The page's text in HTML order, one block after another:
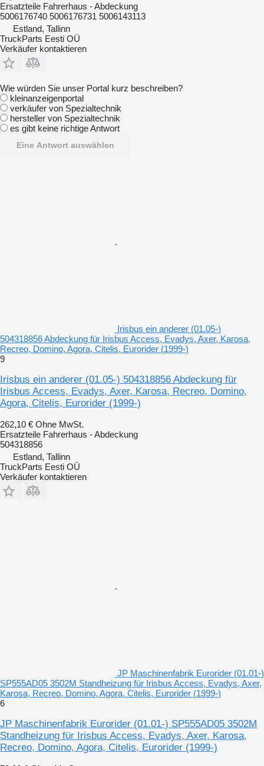
Ersatzteile Fahrerhaus - Abdeckung
5006176740 5006176731 5006143113
Estland, Tallinn
TruckParts Eesti OÜ
Verkäufer kontaktieren
Wie würden Sie unser Portal kurz beschreiben?
kleinanzeigenportal
verkäufer von Spezialtechnik
hersteller von Spezialtechnik
es gibt keine richtige Antwort
Eine Antwort auswählen
Irisbus ein anderer (01.05-)
504318856 Abdeckung für Irisbus Access, Evadys, Axer, Karosa,
Recreo, Domino, Agora, Citelis, Eurorider (1999-)
9
Irisbus ein anderer (01.05-) 504318856 Abdeckung für
Irisbus Access, Evadys, Axer, Karosa, Recreo, Domino,
Agora, Citelis, Eurorider (1999-)
262,10 € Ohne MwSt.
Ersatzteile Fahrerhaus - Abdeckung
504318856
Estland, Tallinn
TruckParts Eesti OÜ
Verkäufer kontaktieren
JP Maschinenfabrik Eurorider (01.01-)
SP555AD05 3502M Standheizung für Irisbus Access, Evadys, Axer,
Karosa, Recreo, Domino, Agora, Citelis, Eurorider (1999-)
6
JP Maschinenfabrik Eurorider (01.01-) SP555AD05 3502M
Standheizung für Irisbus Access, Evadys, Axer, Karosa,
Recreo, Domino, Agora, Citelis, Eurorider (1999-)